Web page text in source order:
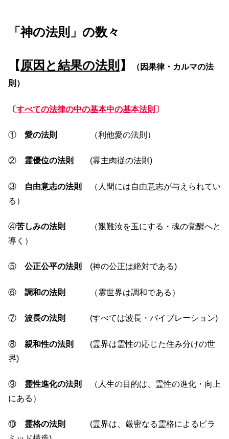
「神の法則」の数々
【原因と結果の法則 】
（因果律・カルマの法
則）
〔すべての法律の中の基本中の基本法則 〕
① 愛の法則 （利他愛の法則）
② 霊優位の法則 (霊主肉従の法則)
③ 自由意志の法則
（人間には自由意志が与えられてい
る）
④苦しみの法則
（艱難汝を玉にする・魂の覚醒へと
導く）
⑤ 公正公平の法則 (神の公正は絶対である)
⑥ 調和の法則 （霊世界は調和である）
⑦ 波長の法則 (すべては波長・バイブレーション)
⑧ 親和性の法則 (霊界は霊性の応じた住み分けの世
界)
⑨ 霊性進化の法則
（人生の目的は、霊性の進化・向上
にある）
⑩ 霊格の法則 (霊界は、厳密なる霊格によるピラ